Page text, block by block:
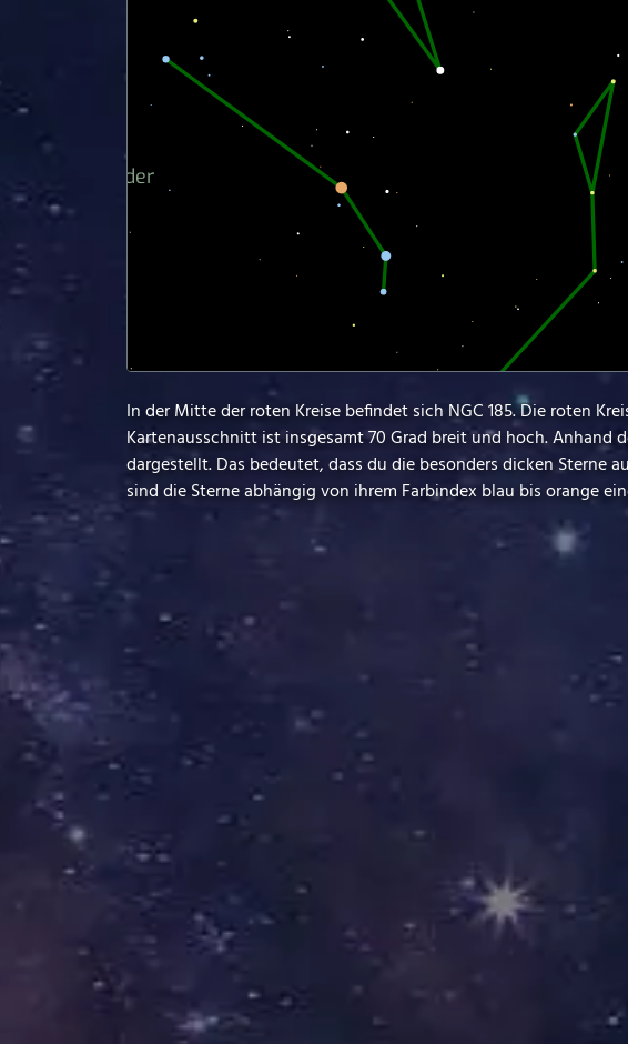
In der Mitte der roten Kreise befindet sich NGC 185. Die roten
Kartenausschnitt ist insgesamt 70 Grad breit und hoch. Anhand
dargestellt. Das bedeutet, dass du die besonders dicken Sterne
sind die Sterne abhängig von ihrem Farbindex blau bis orange